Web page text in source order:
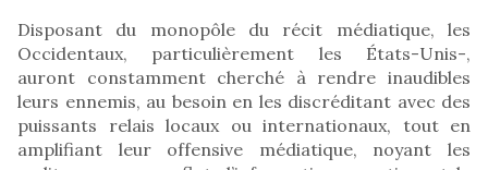
Disposant du monopôle du récit médiatique, les
Occidentaux, particulièrement les États-Unis-,
auront constamment cherché à rendre inaudibles
leurs ennemis, au besoin en les discréditant avec des
puissants relais locaux ou internationaux, tout en
amplifiant leur offensive médiatique, noyant les